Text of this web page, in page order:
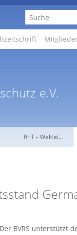
e.V.
R+T – Weltlei…
Der BVRS unterstützt